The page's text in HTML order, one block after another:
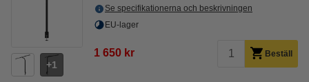
1
Se specifikationerna och beskrivningen
EU-lager
1 650 kr Beställ